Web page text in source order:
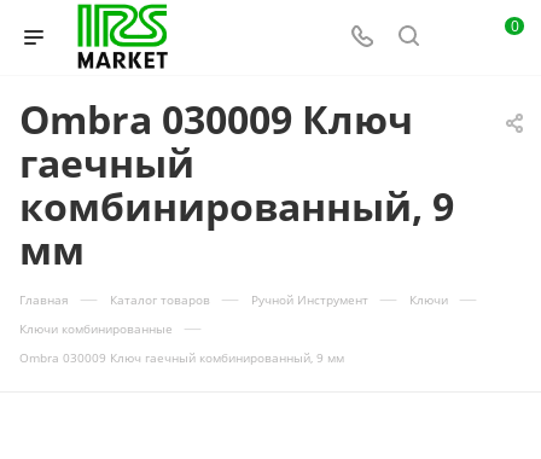
0
Ombra 030009 Ключ
гаечный
комбинированный, 9
мм
Главная — Каталог товаров — Ручной Инструмент — Ключи —
Ключи комбинированные —
Ombra 030009 Ключ гаечный комбинированный, 9 мм